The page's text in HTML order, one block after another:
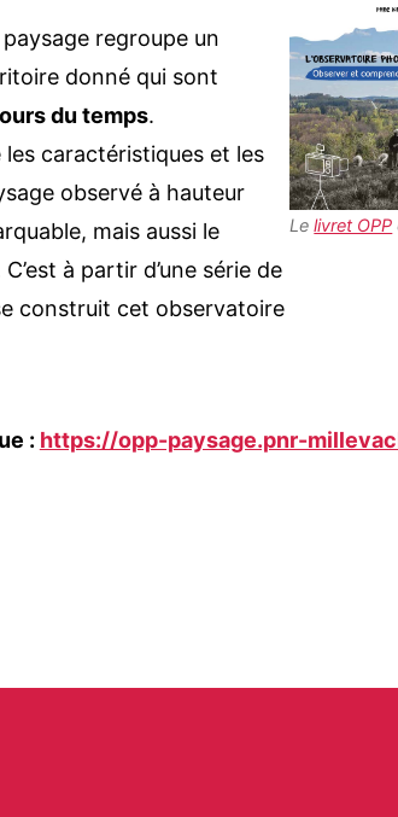
regroupe un
donné qui sont
du temps.
les caractéristiques et les
observé à hauteur
mais aussi le
à partir d’une série de
construit cet observatoire
Lelivret OPP
: https://opp-paysage.pnr-